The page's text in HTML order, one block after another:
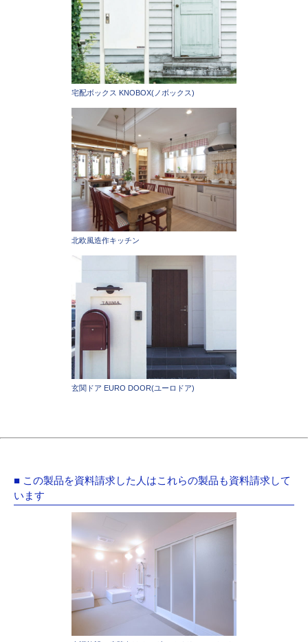
宅配ボックス KNOBOX(ノボックス)
北欧風造作キッチン
玄関ドア EURO DOOR(ユーロドア)
■ この製品を資料請求した人はこれらの製品も資料請求して
います